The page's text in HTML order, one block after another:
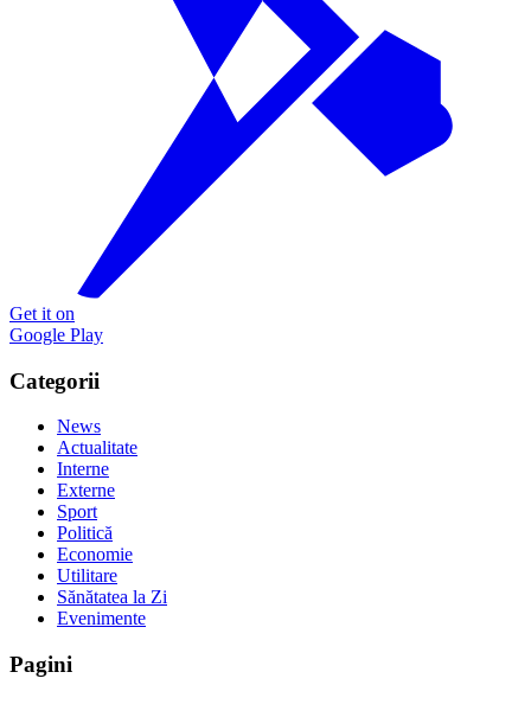
Get it on
Google Play
Categorii
News
Actualitate
Interne
Externe
Sport
Politică
Economie
Utilitare
Sănătatea la Zi
Evenimente
Pagini